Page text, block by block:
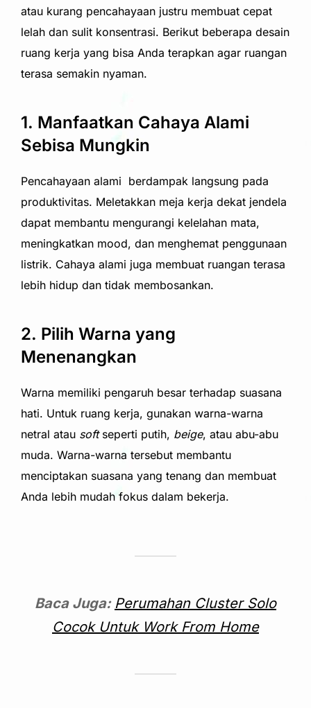
atau kurang pencahayaan justru membuat cepat
lelah dan sulit konsentrasi. Berikut beberapa desain
ruang kerja yang bisa Anda terapkan agar ruangan
terasa semakin nyaman.
1. Manfaatkan Cahaya Alami
Sebisa Mungkin
Pencahayaan alami berdampak langsung pada
produktivitas. Meletakkan meja kerja dekat jendela
dapat membantu mengurangi kelelahan mata,
meningkatkan mood, dan menghemat penggunaan
listrik. Cahaya alami juga membuat ruangan terasa
lebih hidup dan tidak membosankan.
2. Pilih Warna yang
Menenangkan
Warna memiliki pengaruh besar terhadap suasana
hati. Untuk ruang kerja, gunakan warna-warna
netral atau softseperti putih, beige, atau abu-abu
muda. Warna-warna tersebut membantu
menciptakan suasana yang tenang dan membuat
Anda lebih mudah fokus dalam bekerja.
Baca Juga: Perumahan Cluster Solo
Cocok Untuk Work From Home